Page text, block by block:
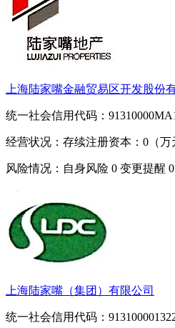
上海陆家嘴金融贸易区开发股份
统一社会信用代码：
经营状况：存续注册资本：0（万
风险情况：自身风险 0 变更提醒 0
上海陆家嘴（集团）有限公司
统一社会信用代码：